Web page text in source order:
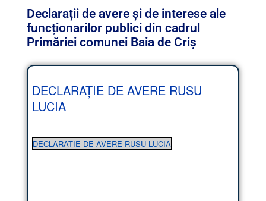
Declarații de avere și de interese ale
funcționarilor publici din cadrul
Primăriei comunei Baia de Criș
DECLARAȚIE DE AVERE RUSU
LUCIA
DECLARATIE DE AVERE RUSU LUCIA